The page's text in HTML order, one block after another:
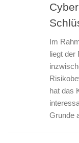
Im
liegt der
hat das
Grunde